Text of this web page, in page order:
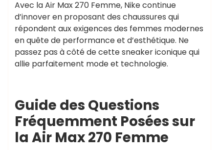
Avec la Air Max 270 Femme, Nike continue
d’innover en proposant des chaussures qui
répondent aux exigences des femmes modernes
en quête de performance et d’esthétique. Ne
passez pas à côté de cette sneaker iconique qui
allie parfaitement mode et technologie.
Guide des Questions
Fréquemment Posées sur
la Air Max 270 Femme